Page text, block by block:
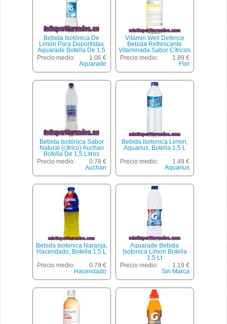
Bebida Isotónica De
Limón Para Deportistas
Aquarade Botella De 1,5
Litros
Precio medio:
1.06 €
Aquarade
Vitamin Well Defence
Bebida Refrescante
Vitaminada Sabor Cítricos
Y Flor De Sauco Ayuda A
Tus Defensas Botella 500
Precio medio:
1.89 €
Flor
Bebida Isotónica Sabor
Natural (cítrico) Auchan
Botella De 1,5 Litros
Precio medio:
0.78 €
Auchan
Bebida Isotonica Limon,
Aquarius, Botella 1,5 L
Precio medio:
1.49 €
Aquarius
Bebida Isotonica Naranja,
Hacendado, Botella 1,5 L
Precio medio:
0.79 €
Hacendado
Aquarade Bebida
Isotonica Limon Botella
1.5 Lt
Precio medio:
1.19 €
Sin Marca